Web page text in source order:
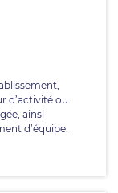
d’activité ou
ainsi
d’équipe.